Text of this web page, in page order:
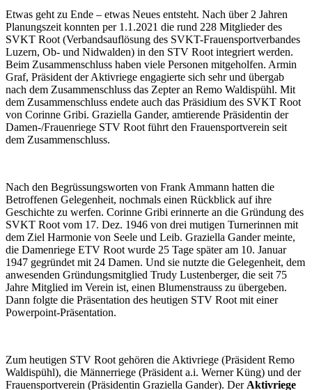
Etwas geht zu Ende – etwas Neues entsteht. Nach über 2 Jahren
Planungszeit konnten per 1.1.2021 die rund 228 Mitglieder des
SVKT Root (Verbandsauflösung des SVKT-Frauensportverbandes
Luzern, Ob- und Nidwalden) in den STV Root integriert werden.
Beim Zusammenschluss haben viele Personen mitgeholfen. Armin
Graf, Präsident der Aktivriege engagierte sich sehr und übergab
nach dem Zusammenschluss das Zepter an Remo Waldispühl. Mit
dem Zusammenschluss endete auch das Präsidium des SVKT Root
von Corinne Gribi. Graziella Gander, amtierende Präsidentin der
Damen-/Frauenriege STV Root führt den Frauensportverein seit
dem Zusammenschluss.
Nach den Begrüssungsworten von Frank Ammann hatten die
Betroffenen Gelegenheit, nochmals einen Rückblick auf ihre
Geschichte zu werfen. Corinne Gribi erinnerte an die Gründung des
SVKT Root vom 17. Dez. 1946 von drei mutigen Turnerinnen mit
dem Ziel Harmonie von Seele und Leib. Graziella Gander meinte,
die Damenriege ETV Root wurde 25 Tage später am 10. Januar
1947 gegründet mit 24 Damen. Und sie nutzte die Gelegenheit, dem
anwesenden Gründungsmitglied Trudy Lustenberger, die seit 75
Jahre Mitglied im Verein ist, einen Blumenstrauss zu übergeben.
Dann folgte die Präsentation des heutigen STV Root mit einer
Powerpoint-Präsentation.
Zum heutigen STV Root gehören die Aktivriege (Präsident Remo
Waldispühl), die Männerriege (Präsident a.i. Werner Küng) und der
Frauensportverein (Präsidentin Graziella Gander). Der Aktivriege